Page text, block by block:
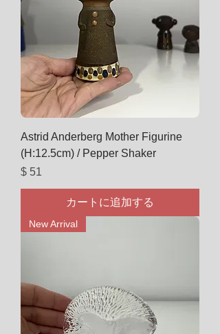
Astrid Anderberg Mother Figurine
(H:12.5cm) / Pepper Shaker
価格
$ 51
カートに追加する
New Arrival